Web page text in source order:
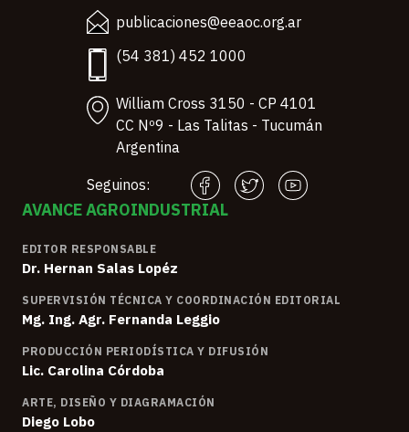
publicaciones@eeaoc.org.ar
(54 381) 452 1000
William Cross 3150 - CP 4101
CC Nº9 - Las Talitas - Tucumán
Argentina
Seguinos:
AVANCE AGROINDUSTRIAL
EDITOR RESPONSABLE
Dr. Hernan Salas Lopéz
SUPERVISIÓN TÉCNICA Y COORDINACIÓN EDITORIAL
Mg. Ing. Agr. Fernanda Leggio
PRODUCCIÓN PERIODÍSTICA Y DIFUSIÓN
Lic. Carolina Córdoba
ARTE, DISEÑO Y DIAGRAMACIÓN
Diego Lobo